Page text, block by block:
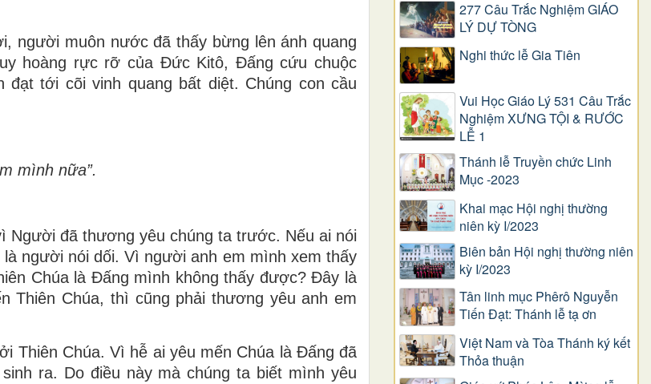
người muôn nước đã thấy bừng lên ánh quang
hoàng rực rỡ của Ðức Kitô, Ðấng cứu chuộc
tới cõi vinh quang bất diệt. Chúng con cầu
mình nữa”.
Người đã thương yêu chúng ta trước. Nếu ai nói
người nói dối. Vì người anh em mình xem thấy
Chúa là Ðấng mình không thấy được? Ðây là
Thiên Chúa, thì cũng phải thương yêu anh em
Thiên Chúa. Vì hễ ai yêu mến Chúa là Ðấng đã
ra. Do điều này mà chúng ta biết mình yêu
277 Câu Trắc Nghiệm GIÁO
LÝ DỰ TÒNG
Nghi thức lễ Gia Tiên
Vui Học Giáo Lý 531 Câu Trắc
Nghiệm XƯNG TỘI & RƯỚC
LỄ 1
Thánh lễ Truyền chức Linh
Mục -2023
Khai mạc Hội nghị thường
niên kỳ I/2023
Biên bản Hội nghị thường niên
kỳ I/2023
Tân linh mục Phêrô Nguyễn
Tiến Đạt: Thánh lễ tạ ơn
Việt Nam và Tòa Thánh ký kết
Thỏa thuận